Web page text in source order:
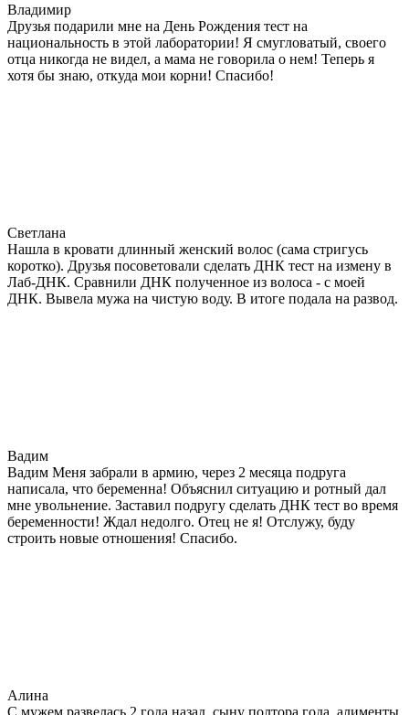
Владимир
Друзья подарили мне на День Рождения тест на
национальность в этой лаборатории! Я смугловатый, своего
отца никогда не видел, а мама не говорила о нем! Теперь я
хотя бы знаю, откуда мои корни! Спасибо!
Светлана
Нашла в кровати длинный женский волос (сама стригусь
коротко). Друзья посоветовали сделать ДНК тест на измену в
Лаб-ДНК. Сравнили ДНК полученное из волоса - с моей
ДНК. Вывела мужа на чистую воду. В итоге подала на развод.
Вадим
Вадим Меня забрали в армию, через 2 месяца подруга
написала, что беременна! Объяснил ситуацию и ротный дал
мне увольнение. Заставил подругу сделать ДНК тест во время
беременности! Ждал недолго. Отец не я! Отслужу, буду
строить новые отношения! Спасибо.
Алина
С мужем развелась 2 года назад, сыну полтора года, алименты